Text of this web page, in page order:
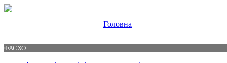
| Головна
ФАСХО